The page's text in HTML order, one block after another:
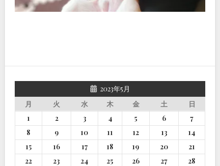
2023年5月
月
火 水 木 金 土
日
1
2 3 4 5 6
7
8
9 10 11 12 13
14
15
16 17 18 19 20
21
22
23 24 25 26 27
28